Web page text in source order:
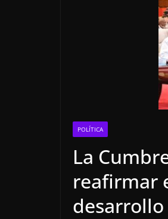
POLÍTICA
La
reafirmar